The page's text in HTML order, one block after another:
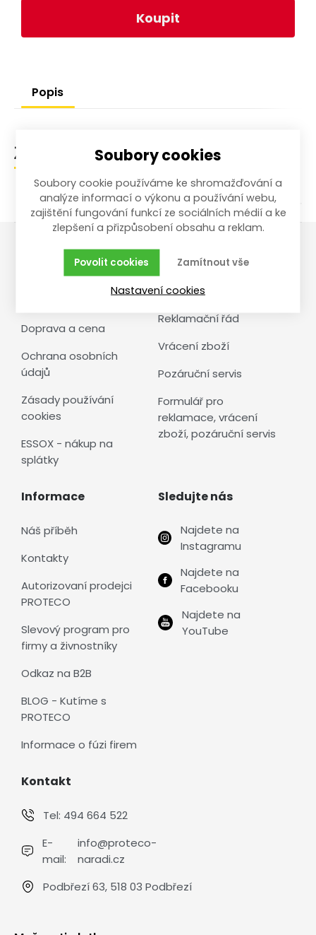
Koupit
Popis
Zařazení zboží
Vše o nákupu
Doprava a cena
Ochrana osobních
údajů
Zásady používání
cookies
ESSOX - nákup na
splátky
Reklamace,
vrácení, servis
Reklamační řád
Vrácení zboží
Pozáruční servis
Formulář pro
reklamace, vrácení
zboží, pozáruční servis
Informace
Náš příběh
Kontakty
Autorizovaní prodejci
PROTECO
Slevový program pro
firmy a živnostníky
Odkaz na B2B
BLOG - Kutíme s
PROTECO
Informace o fúzi firem
Sledujte nás
Najdete na
Instagramu
Najdete na
Facebooku
Najdete na
YouTube
Kontakt
Tel: 494 664 522
E-
mail:
info@proteco-
naradi.cz
Podbřezí 63, 518 03 Podbřezí
Soubory cookies
Soubory cookie používáme ke shromažďování a
analýze informací o výkonu a používání webu,
zajištění fungování funkcí ze sociálních médií a ke
zlepšení a přizpůsobení obsahu a reklam.
Zamítnout vše
Povolit cookies
Nastavení cookies